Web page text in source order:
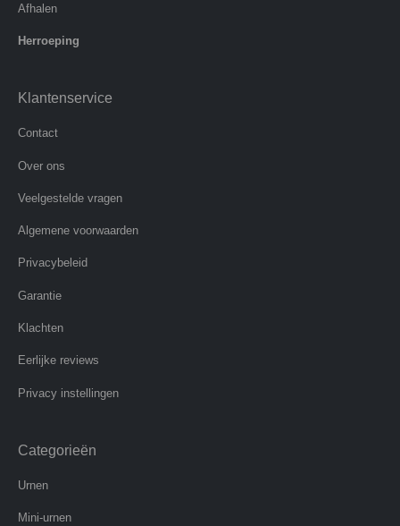
Afhalen
Herroeping
Klantenservice
Contact
Over ons
Veelgestelde vragen
Algemene voorwaarden
Privacybeleid
Garantie
Klachten
Eerlijke reviews
Privacy instellingen
Categorieën
Urnen
Mini-urnen